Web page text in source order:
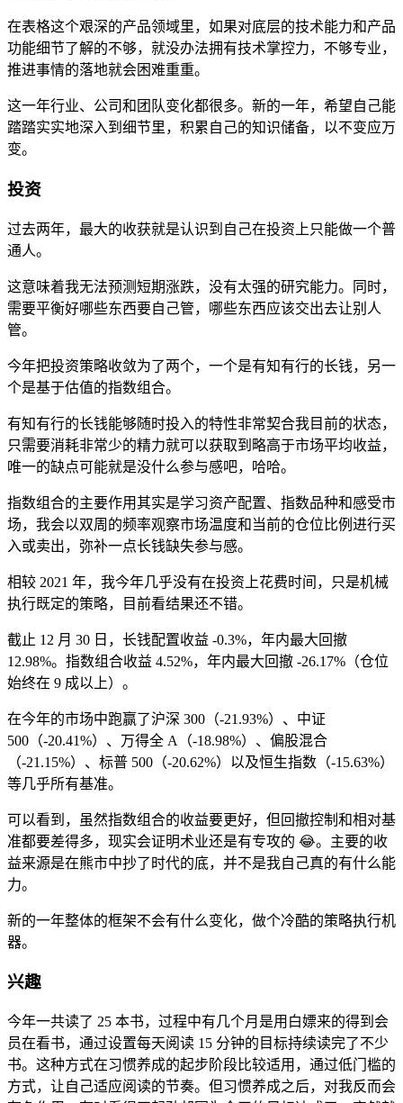
在表格这个艰深的产品领域里，如果对底层的技术能力和产品
功能细节了解的不够，就没办法拥有技术掌控力，不够专业，
推进事情的落地就会困难重重。
这一年行业、公司和团队变化都很多。新的一年，希望自己能
踏踏实实地深入到细节里，积累自己的知识储备，以不变应万
变。
投资
过去两年，最大的收获就是认识到自己在投资上只能做一个普
通人。
这意味着我无法预测短期涨跌，没有太强的研究能力。同时，
需要平衡好哪些东西要自己管，哪些东西应该交出去让别人
管。
今年把投资策略收敛为了两个，一个是有知有行的长钱，另一
个是基于估值的指数组合。
有知有行的长钱能够随时投入的特性非常契合我目前的状态，
只需要消耗非常少的精力就可以获取到略高于市场平均收益，
唯一的缺点可能就是没什么参与感吧，哈哈。
指数组合的主要作用其实是学习资产配置、指数品种和感受市
场，我会以双周的频率观察市场温度和当前的仓位比例进行买
入或卖出，弥补一点长钱缺失参与感。
相较 2021 年，我今年几乎没有在投资上花费时间，只是机械
执行既定的策略，目前看结果还不错。
截止 12 月 30 日，长钱配置收益 -0.3%，年内最大回撤
12.98%。指数组合收益 4.52%，年内最大回撤 -26.17%（仓位
始终在 9 成以上）。
在今年的市场中跑赢了沪深 300（-21.93%）、中证
500（-20.41%）、万得全 A（-18.98%）、偏股混合
（-21.15%）、标普 500（-20.62%）以及恒生指数（-15.63%）
等几乎所有基准。
可以看到，虽然指数组合的收益要更好，但回撤控制和相对基
准都要差得多，现实会证明术业还是有专攻的 😂。主要的收
益来源是在熊市中抄了时代的底，并不是我自己真的有什么能
力。
新的一年整体的框架不会有什么变化，做个冷酷的策略执行机
器。
兴趣
今年一共读了 25 本书，过程中有几个月是用白嫖来的得到会
员在看书，通过设置每天阅读 15 分钟的目标持续读完了不少
书。这种方式在习惯养成的起步阶段比较适用，通过低门槛的
方式，让自己适应阅读的节奏。但习惯养成之后，对我反而会